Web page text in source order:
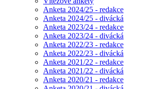
Anketa 2024/25 - redakce
Anketa 2024/25 - divácká
Anketa 2023/24 - redakce
Anketa 2023/24 - divácká
Anketa 2022/23 - redakce
Anketa 2022/23 - divácká
Anketa 2021/22 - redakce
Anketa 2021/22 - divácká
Anketa 2020/21 - redakce